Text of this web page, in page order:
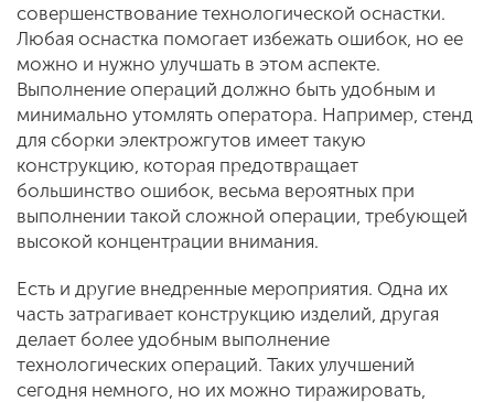
совершенствование технологической оснастки.
Любая оснастка помогает избежать ошибок, но ее
можно и нужно улучшать в этом аспекте.
Выполнение операций должно быть удобным и
минимально утомлять оператора. Например, стенд
для сборки электрожгутов имеет такую
конструкцию, которая предотвращает
большинство ошибок, весьма вероятных при
выполнении такой сложной операции, требующей
высокой концентрации внимания.
Есть и другие внедренные мероприятия. Одна их
часть затрагивает конструкцию изделий, другая
делает более удобным выполнение
технологических операций. Таких улучшений
сегодня немного, но их можно тиражировать,